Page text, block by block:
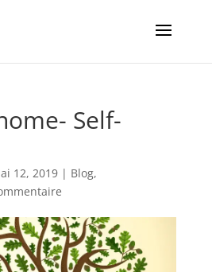
Self-
12, 2019| Blog,